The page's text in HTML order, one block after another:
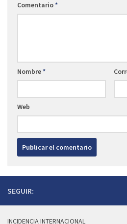
Comentario*
Nombre*
Web
SEGUIR:
INCIDENCIA INTERNACIONAL